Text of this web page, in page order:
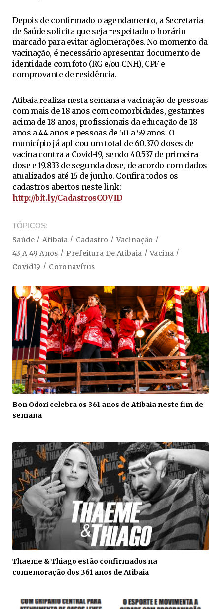
Depois de confirmado o agendamento, a Secretaria
de Saúde solicita que seja respeitado o horário
marcado para evitar aglomerações. No momento da
vacinação, é necessário apresentar documento de
identidade com foto (RG e/ou CNH), CPF e
comprovante de residência.
Atibaia realiza nesta semana a vacinação de pessoas
com mais de 18 anos com comorbidades, gestantes
acima de 18 anos, profissionais da educação de 18
anos a 44 anos e pessoas de 50 a 59 anos. O
município já aplicou um total de 60.370 doses de
vacina contra a Covid-19, sendo 40.537 de primeira
dose e 19.833 de segunda dose, de acordo com dados
atualizados até 16 de junho. Confira todos os
cadastros abertos neste link:
http://bit.ly/CadastrosCOVID
TÓPICOS
Saúde Atibaia Cadastro
Vacinação
43 A 49 Anos
Prefeitura De Atibaia
Vacina
Covid19
Coronavírus
Bon Odori celebra os 361 anos de Atibaia neste fim de
semana
Thaeme & Thiago estão confirmados na
comemoração dos 361 anos de Atibaia